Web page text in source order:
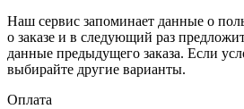
Наш сервис запоминает данные о
о заказе и в следующий раз
данные предыдущего заказа. Если
выбирайте другие варианты.
Оплата